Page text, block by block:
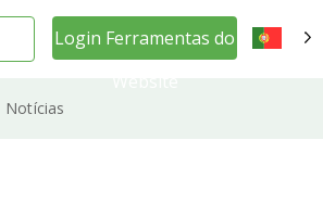
Login Ferramentas do
Notícias